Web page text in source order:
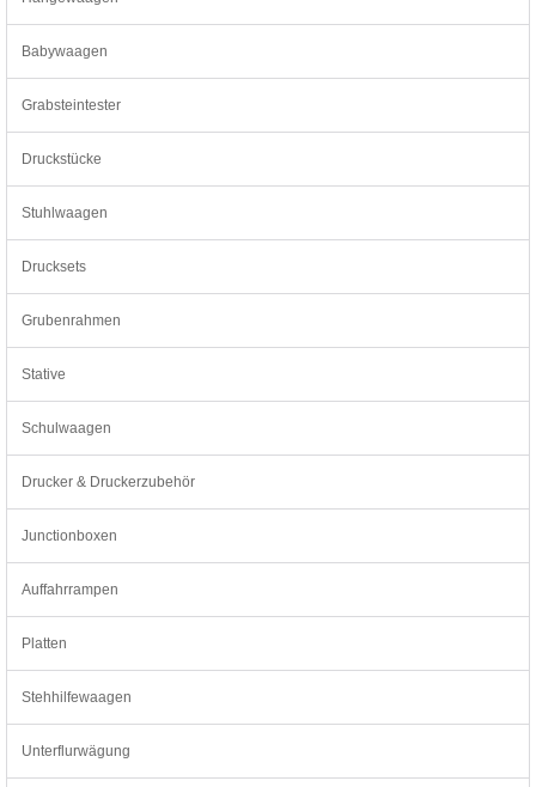
Babywaagen
Grabsteintester
Druckstücke
Stuhlwaagen
Drucksets
Grubenrahmen
Stative
Schulwaagen
Drucker & Druckerzubehör
Junctionboxen
Auffahrrampen
Platten
Stehhilfewaagen
Unterflurwägung